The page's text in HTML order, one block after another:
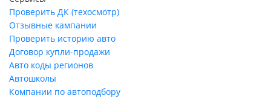
Проверить ДК (техосмотр)
Отзывные кампании
Проверить историю авто
Договор купли-продажи
Авто коды регионов
Автошколы
Компании по автоподбору